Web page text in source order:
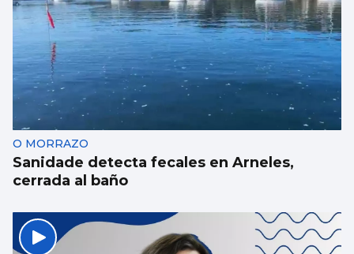
O MORRAZO
Sanidade detecta fecales en Arneles,
cerrada al baño